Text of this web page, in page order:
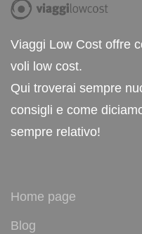
Viaggi Low Cost offre
voli low cost.
Qui troverai sempre
consigli e come
sempre relativo!
Home page
Blog